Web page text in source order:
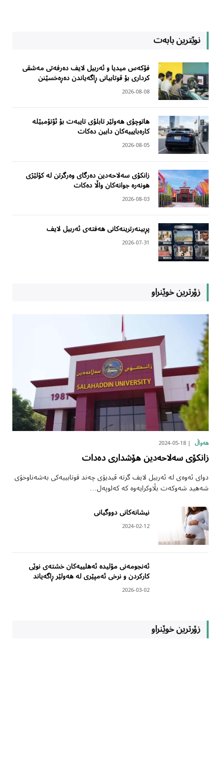
نوێترین بابەت
فۆکەس میدیا و ئەربیل لایف دەرفەتی مەشقی
کرداری بۆ قوتابیانی ڕاگەیاندن دەڕەخسێنن
2026-08-08
هاتوچۆی هەولێر تابلۆی تایبەت بۆ ئۆتۆمبێلە
کارەبایییەکان دابین دەکات
2026-08-05
زانکۆی سەلاحەدین دەرگای وەرگرتن لە کۆلێژی
هونەرە جوانەکان واڵا دەکات
2026-08-03
پڕبینەرترینەکانی هەفتەی ئەربیل لایف
2026-07-31
زۆرترین خوێنراو
هەواڵ 2024-05-18
زانکۆی سەلاحەدین هۆشداری دەدات
دوای ئەوەی لە ئەربیل لایف گرتە ڤیدیۆی چەند قوتابییەکی بەشەناوخۆی
شەهید شەوکەت بڵاوکرایەوە کە کەلوپەل…
نیشانەکانی دووگیانی
2024-02-12
ئەنجومەنی مۆلیدە ئەهلییەکان خشتەی نوێی
کارکردن و نرخی ئەمپێری لە هەولێر ڕاگەیاند
2026-03-02
زۆرترین خوێنراو